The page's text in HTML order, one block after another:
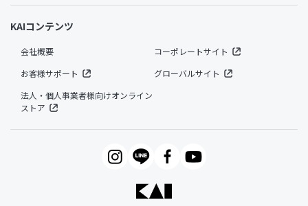
KAIコンテンツ
会社概要
コーポレートサイト
お客様サポート
グローバルサイト
法人・個人事業者様向けオンライン
ストア